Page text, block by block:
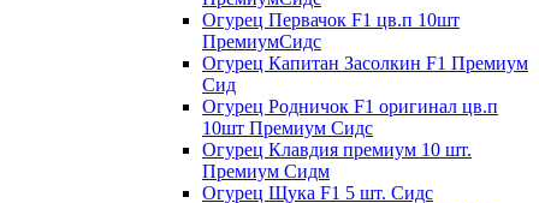
Огурец Первачок F1 цв.п 10шт
ПремиумСидс
Огурец Капитан Засолкин F1 Премиум
Сид
Огурец Родничок F1 оригинал цв.п
10шт Премиум Сидс
Огурец Клавдия премиум 10 шт.
Премиум Сидм
Огурец Щука F1 5 шт. Сидс